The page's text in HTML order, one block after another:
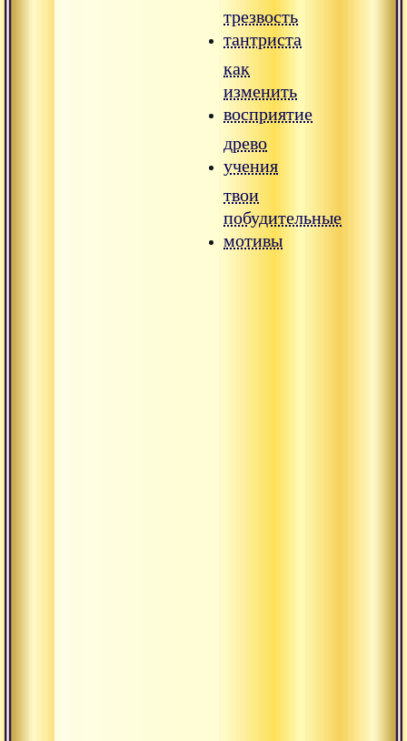
трезвость
тантриста
как
изменить
восприятие
древо
учения
твои
побудительные
мотивы